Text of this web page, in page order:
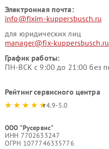
Электронная почта:
info@fixim-kuppersbusch.ru
для юридических лиц
manager@fix-kuppersbusch.ru
График работы:
ПН-ВСК с 9:00 до 21:00 без
Рейтинг сервисного центра
4.9-5.0
ООО "Русервис"
ИНН 7702633247
ОГРН 1077746335776